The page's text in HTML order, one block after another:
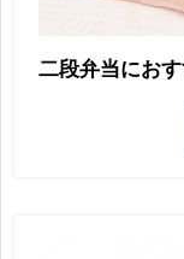
二段弁当にお